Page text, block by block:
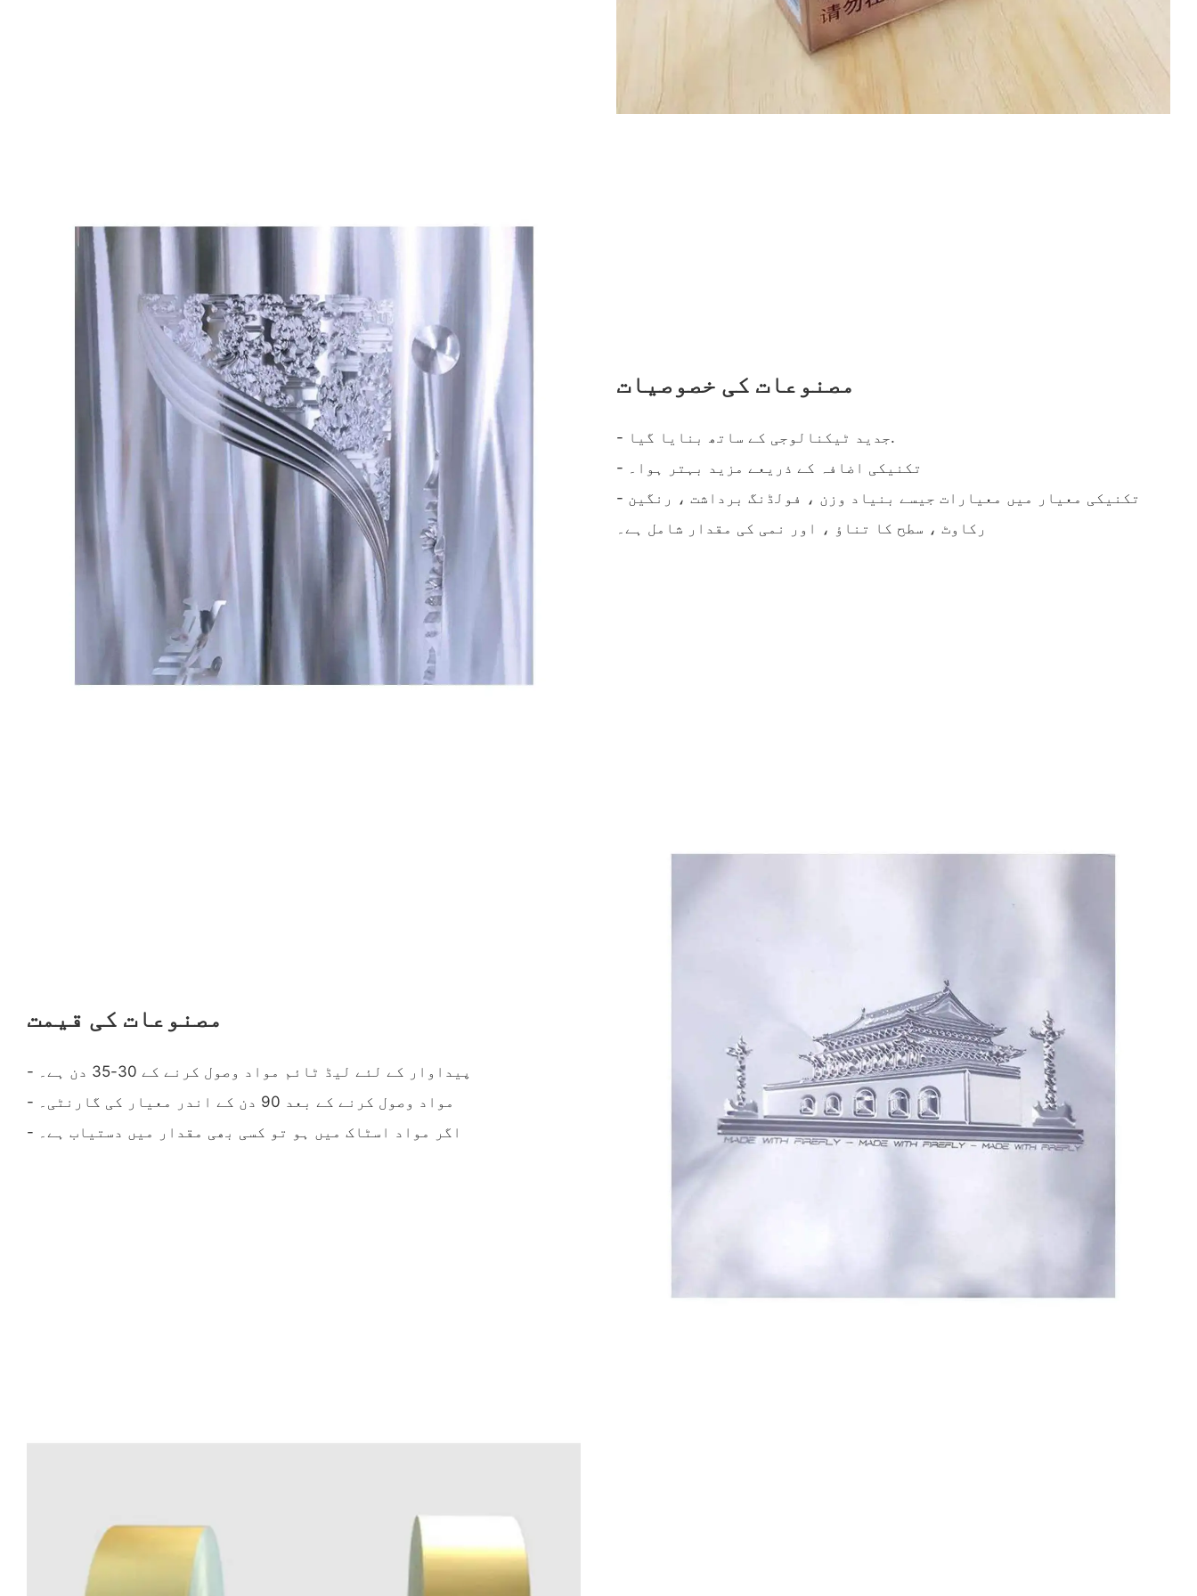
مصنوعات کی خصوصیات
- جدید ٹیکنالوجی کے ساتھ بنایا گیا.
- تکنیکی اضافہ کے ذریعے مزید بہتر ہوا۔
- تکنیکی معیار میں معیارات جیسے بنیاد وزن ، فولڈنگ برداشت ، رنگین
رکاوٹ ، سطح کا تناؤ ، اور نمی کی مقدار شامل ہے۔
مصنوعات کی قیمت
- پیداوار کے لئے لیڈ ٹائم مواد وصول کرنے کے 30-35 دن ہے۔
- مواد وصول کرنے کے بعد 90 دن کے اندر معیار کی گارنٹی۔
- اگر مواد اسٹاک میں ہو تو کسی بھی مقدار میں دستیاب ہے۔